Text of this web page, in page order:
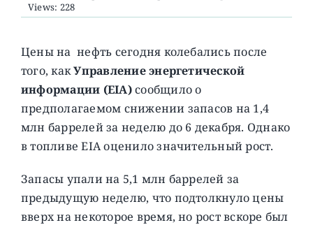
Views: 228
Цены на нефть сегодня колебались после
того, какУправление энергетической
информации (EIA)сообщило о
предполагаемом снижении запасов на 1,4
млн баррелей за неделю до 6 декабря. Однако
в топливе EIA оценило значительный рост.
Запасы упали на 5,1 млн баррелей за
предыдущую неделю, что подтолкнуло цены
вверх на некоторое время, но рост вскоре был